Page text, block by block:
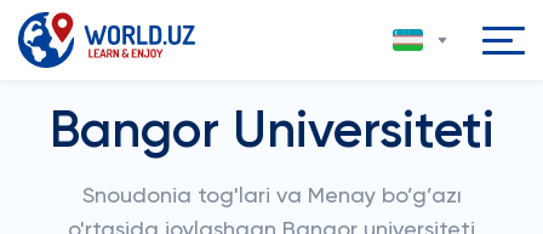
Bangor Universiteti
Snoudonia tog'lari va Menay bo’g’azı